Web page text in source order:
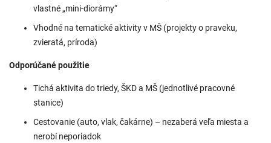
vlastné „mini-diorámy“
Vhodné na tematické aktivity v MŠ (projekty o praveku,
zvieratá, príroda)
Odporúčané použitie
Tichá aktivita do triedy, ŠKD a MŠ (jednotlivé pracovné
stanice)
Cestovanie (auto, vlak, čakárne) – nezaberá veľa miesta a
nerobí neporiadok